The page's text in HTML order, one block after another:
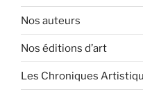
Nos auteurs
Nos éditions d’art
Les Chroniques